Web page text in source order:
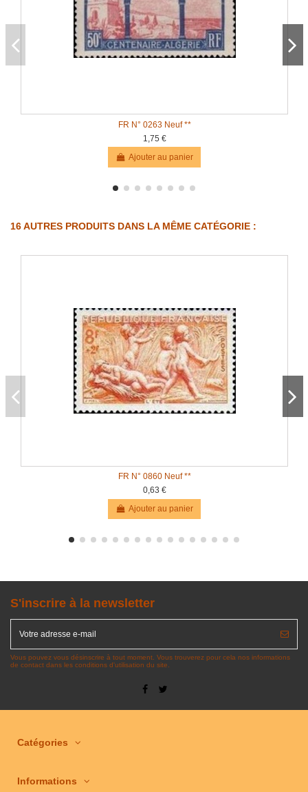
FR N° 0263 Neuf **
1,75 €
Ajouter au panier
16 AUTRES PRODUITS DANS LA MÊME CATÉGORIE :
FR N° 0860 Neuf **
0,63 €
Ajouter au panier
S'inscrire à la newsletter
Vous pouvez vous désinscrire à tout moment. Vous trouverez pour cela nos informations
de contact dans les conditions d'utilisation du site.
Catégories
Informations